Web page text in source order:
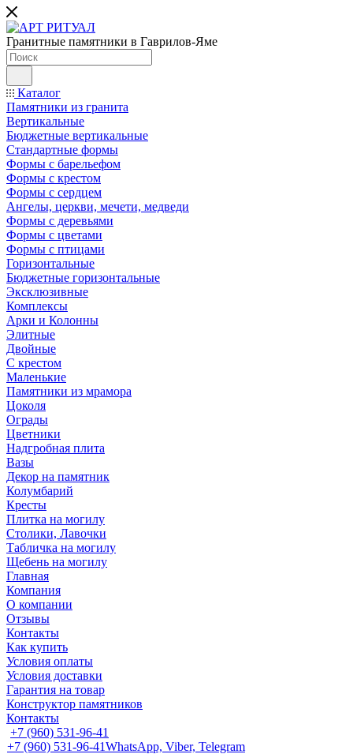
Гранитные памятники в Гаврилов-Яме
Каталог
Памятники из гранита
Вертикальные
Бюджетные вертикальные
Стандартные формы
Формы с барельефом
Формы с крестом
Формы с сердцем
Ангелы, церкви, мечети, медведи
Формы с деревьями
Формы с цветами
Формы с птицами
Горизонтальные
Бюджетные горизонтальные
Эксклюзивные
Комплексы
Арки и Колонны
Элитные
Двойные
С крестом
Маленькие
Памятники из мрамора
Цоколя
Ограды
Цветники
Надгробная плита
Вазы
Декор на памятник
Колумбарий
Кресты
Плитка на могилу
Столики, Лавочки
Табличка на могилу
Щебень на могилу
Главная
Компания
О компании
Отзывы
Контакты
Как купить
Условия оплаты
Условия доставки
Гарантия на товар
Конструктор памятников
Контакты
+7 (960) 531-96-41
+7 (960) 531-96-41WhatsApp, Viber, Telegram